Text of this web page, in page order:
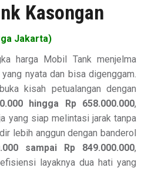
Kasongan
Jakarta)
harga Mobil Tank menjelma
nyata dan bisa digenggam.
kisah petualangan dengan
hingga Rp 658.000.000,
yang siap melintasi jarak tanpa
lebih anggun dengan banderol
sampai Rp 849.000.000,
layaknya dua hati yang